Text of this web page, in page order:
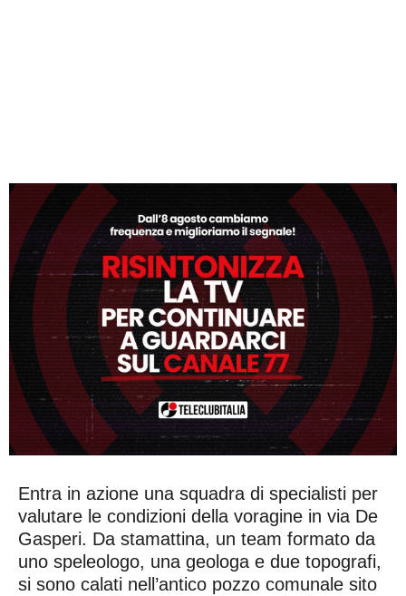
Entra in azione una squadra di specialisti per
valutare le condizioni della voragine in via De
Gasperi. Da stamattina, un team formato da
uno speleologo, una geologa e due topografi,
si sono calati nell’antico pozzo comunale sito